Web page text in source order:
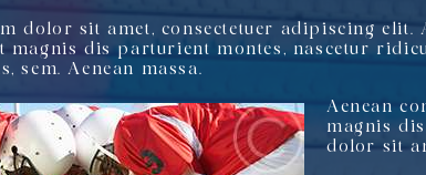
dolor sit amet, consectetuer adipiscing elit.
magnis dis parturient montes, nascetur
sem. Aenean massa.
Aenean
magnis
dolor sit